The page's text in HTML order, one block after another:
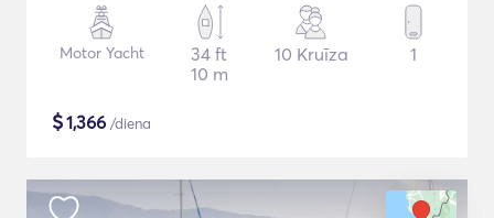
Motor Yacht
34 ft
10 m
10 Kruīza 1
$1,366 /diena